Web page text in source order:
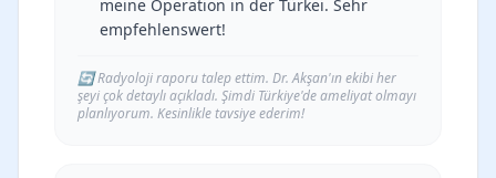
meine Operation in der Türkei. Sehr
empfehlenswert!
🔄Radyoloji raporu talep ettim. Dr. Akşan'ın ekibi her
şeyi çok detaylı açıkladı. Şimdi Türkiye'de ameliyat olmayı
planlıyorum. Kesinlikle tavsiye ederim!